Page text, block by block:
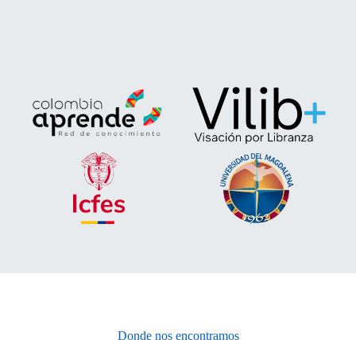
Donde nos encontramos